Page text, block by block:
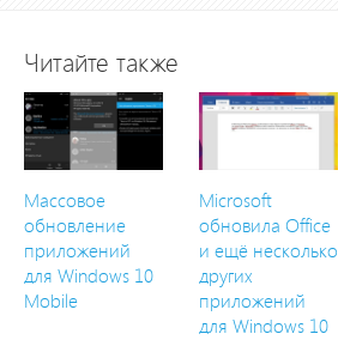
Читайте также
Массовое
обновление
приложений
для Windows 10
Mobile
Microsoft
обновила Office
и ещё несколько
других
приложений
для Windows 10